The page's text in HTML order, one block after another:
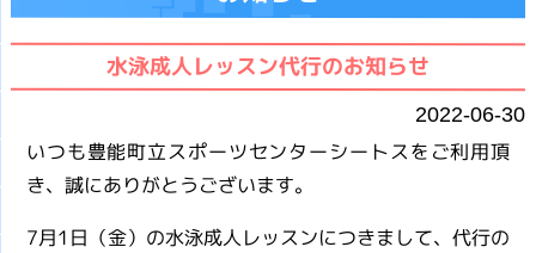
水泳成人レッスン代行のお知らせ
2022-06-30
いつも豊能町立スポーツセンターシートスをご利用頂
き、誠にありがとうございます。
7月1日（金）の水泳成人レッスンにつきまして、代行の